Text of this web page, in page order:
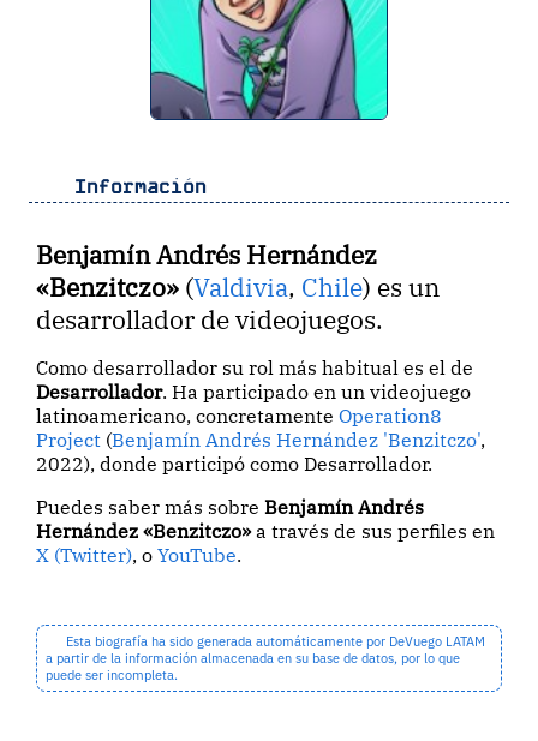
Información
Benjamín Andrés Hernández
«Benzitczo» (Valdivia, Chile) es un
desarrollador de videojuegos.
Como desarrollador su rol más habitual es el de
Desarrollador. Ha participado en un videojuego
latinoamericano, concretamenteOperation8
Project (Benjamín Andrés Hernández 'Benzitczo',
2022), donde participó como Desarrollador.
Puedes saber más sobreBenjamín Andrés
Hernández «Benzitczo»a través de sus perfiles en
X (Twitter), oYouTube.
Esta biografía ha sido generada automáticamente por DeVuego LATAM
a partir de la información almacenada en su base de datos, por lo que
puede ser incompleta.